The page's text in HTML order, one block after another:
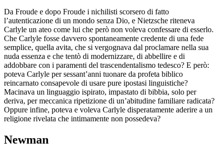
Da Froude e dopo Froude i nichilisti scorsero di fatto
l’autenticazione di un mondo senza Dio, e Nietzsche riteneva
Carlyle un ateo come lui che però non voleva confessare di esserlo.
Che Carlyle fosse davvero spontaneamente credente di una fede
semplice, quella avita, che si vergognava dal proclamare nella sua
nuda essenza e che tentò di modernizzare, di abbellire e di
addobbare con i paramenti del trascendentalismo tedesco? E però:
poteva Carlyle per sessant’anni tuonare da profeta biblico
reincarnato consapevole di usare pure ipostasi linguistiche?
Macinava un linguaggio ispirato, impastato di bibbia, solo per
deriva, per meccanica ripetizione di un’abitudine familiare radicata?
Oppure infine, poteva e voleva Carlyle disperatamente aderire a un
religione rivelata che intimamente non possedeva?
Newman